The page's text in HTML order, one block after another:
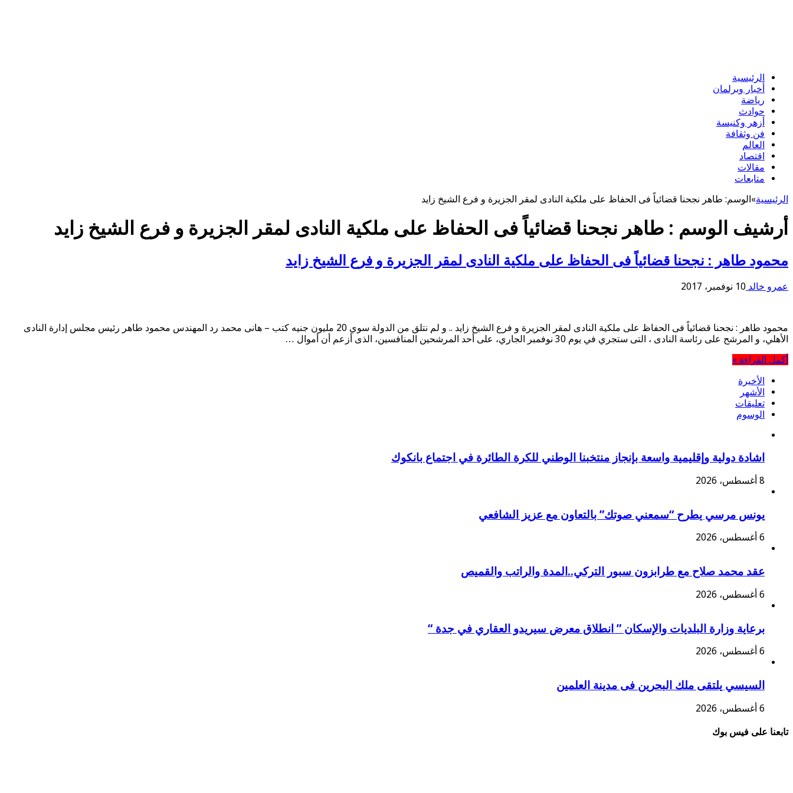
الرئيسية
أخبار وبرلمان
رياضة
حوادث
أزهر وكنيسة
فن وثقافة
العالم
اقتصاد
مقالات
متابعات
الرئيسية»الوسم: طاهر نجحنا قضائياً فى الحفاظ على ملكية النادى لمقر الجزيرة و فرع الشيخ زايد
أرشيف الوسم : طاهر نجحنا قضائياً فى الحفاظ على ملكية النادى لمقر الجزيرة و فرع الشيخ زايد
محمود طاهر : نجحنا قضائياً فى الحفاظ على ملكية النادى لمقر الجزيرة و فرع الشيخ زايد
عمرو خالد 10 نوفمبر، 2017
محمود طاهر : نجحنا قضائياً فى الحفاظ على ملكية النادى لمقر الجزيرة و فرع الشيخ زايد .. و لم نتلق من الدولة سوي 20 مليون جنيه كتب – هانى محمد رد المهندس محمود طاهر رئيس مجلس إدارة النادى
الأهلي، و المرشح على رئاسة النادى ، التى ستجري في يوم 30 نوفمبر الجاري، على أحد المرشحين المنافسين، الذى أزعم أن أموال …
أكمل القراءة »
الأخيرة
الأشهر
تعليقات
الوسوم
اشادة دولية وإقليمية واسعة بإنجاز منتخبنا الوطني للكرة الطائرة في اجتماع بانكوك
8 أغسطس، 2026
يونس مرسي يطرح “سمعني صوتك” بالتعاون مع عزيز الشافعي
6 أغسطس، 2026
عقد محمد صلاح مع طرابزون سبور التركي..المدة والراتب والقميص
6 أغسطس، 2026
برعاية وزارة البلديات والإسكان ” انطلاق معرض سيريدو العقاري في جدة “
6 أغسطس، 2026
السيسي يلتقى ملك البحرين فى مدينة العلمين
6 أغسطس، 2026
تابعنا على فيس بوك